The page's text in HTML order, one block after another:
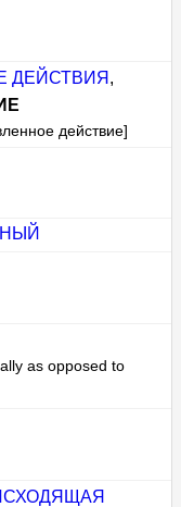
ДЕЙСТВИЯ ,
действие]
as opposed to